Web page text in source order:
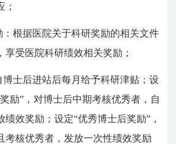
：根据医院关于科研奖励的相关文件
享受医院科研绩效相关奖励；
博士后进站后每月给予科研津贴；设
励”，对博士后中期考核优秀者，自
效奖励；设定“优秀博士后奖励”，
考核优秀者，发放一次性绩效奖励